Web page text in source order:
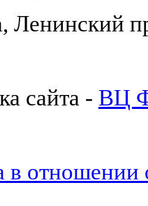
Ленинский
сайта - ВЦ
в отношении